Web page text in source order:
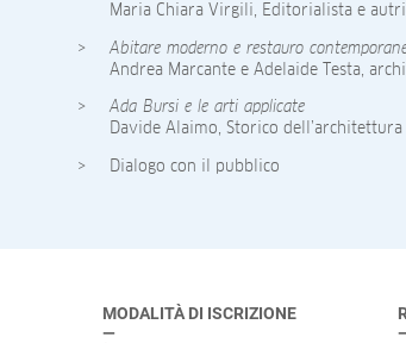
Maria Chiara Virgili, Editorialista e
Abitare moderno e restauro
Andrea Marcante e Adelaide Testa,
Ada Bursi e le arti applicate
Davide Alaimo, Storico dell’architettura
Dialogo con il pubblico
MODALITÀ DI ISCRIZIONE